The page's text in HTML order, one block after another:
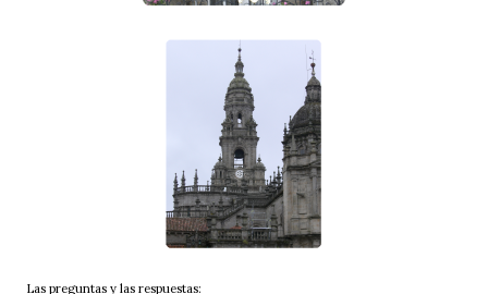
Las preguntas y las respuestas: